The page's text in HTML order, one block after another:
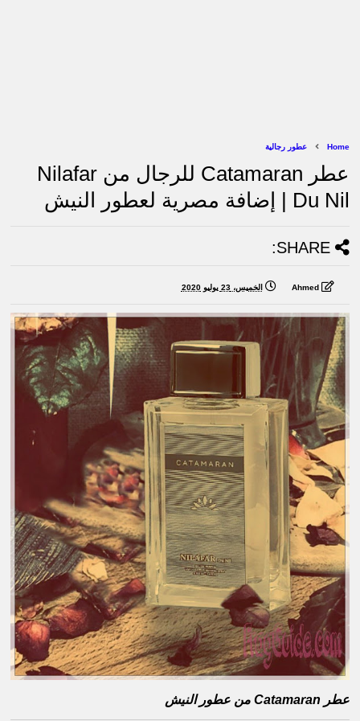
Home عطور رجالية
عطر Catamaran للرجال من Nilafar
Du Nil | إضافة مصرية لعطور النيش
SHARE:
Ahmed الخميس، 23 يوليو 2020
عطر Catamaran من عطور النيش